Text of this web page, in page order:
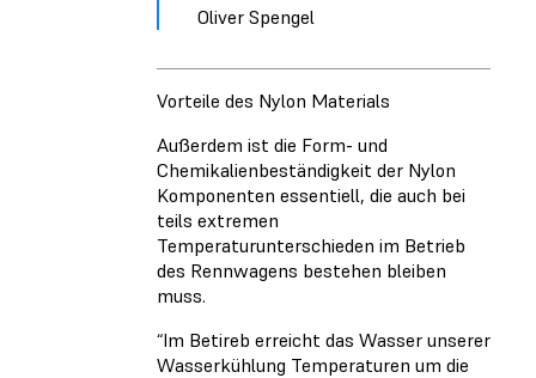
Oliver Spengel
Vorteile des Nylon Materials
Außerdem ist die Form- und
Chemikalienbeständigkeit der Nylon
Komponenten essentiell, die auch bei
teils extremen
Temperaturunterschieden im Betrieb
des Rennwagens bestehen bleiben
muss.
“Im Betireb erreicht das Wasser unserer
Wasserkühlung Temperaturen um die